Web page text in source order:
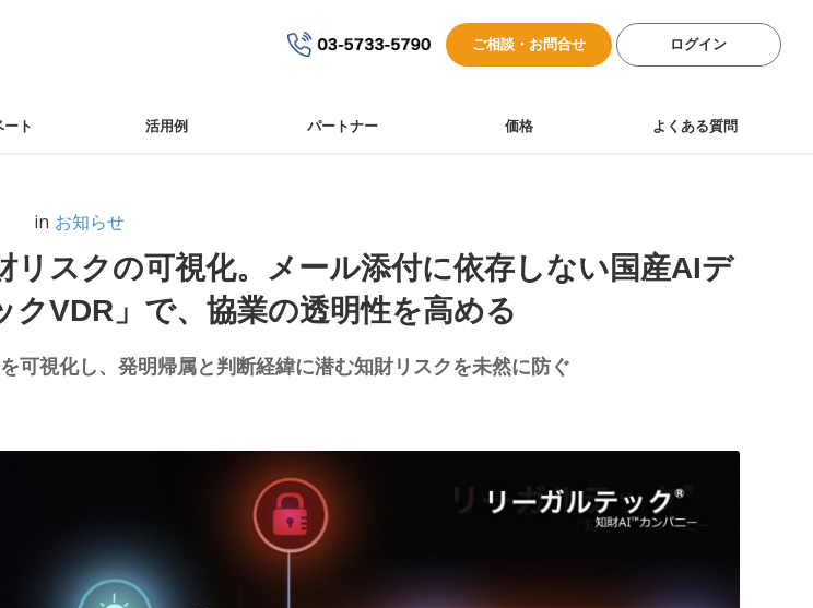
ご相談・お問合せ ログイン
ト 活⽤例 パートナー 価格 よくある質問
in お知らせ
スクの可視化。メール添付に依存しない国産AIデ
クVDR」で、協業の透明性を高める
可視化し、発明帰属と判断経緯に潜む知財リスクを未然に防ぐ